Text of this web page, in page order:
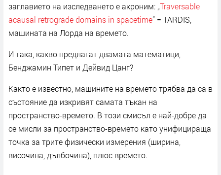
заглавието на изследването е акроним: „Traversable
acausal retrograde domains in spacetime” = TARDIS,
машината на Лорда на времето.
И така, какво предлагат двамата математици,
Бенджамин Типет и Дейвид Цанг?
Както е известно, машините на времето трябва да са в
състояние да изкривят самата тъкан на
пространство-времето. В този смисъл е най-добре да
се мисли за пространство-времето като унифицираща
точка за трите физически измерения (ширина,
височина, дълбочина), плюс времето.